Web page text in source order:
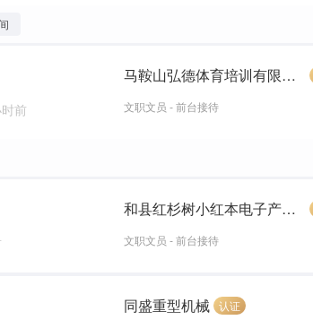
前
马鞍山弘德体育培训有限公司
文职文员 - 前台接待
和县红杉树小红本电子产品销售中心
文职文员 - 前台接待
同盛重型机械 认证